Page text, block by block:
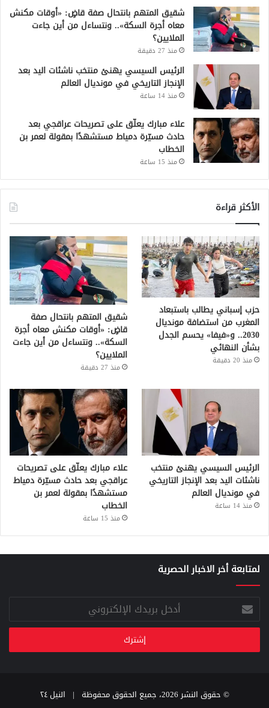
شقيق المتهم بانتحال صفة قاضٍ: «أوقات مكنش
معاه أجرة السكة».. ونتساءل من أين جاءت
الملايين؟
منذ 27 دقيقة
الرئيس السيسي يهنئ منتخب ناشئات اليد بعد
الإنجاز التاريخي في مونديال العالم
منذ 14 ساعة
علاء مبارك يعلّق على تصريحات عراقجي بعد
حادث مسيّرة دمياط مستشهدًا بمقولة لعمر بن
الخطاب
منذ 15 ساعة
الأكثر قراءة
حزب إسباني يطالب باستبعاد
المغرب من استضافة مونديال
2030.. و«فيفا» يحسم الجدل
بشأن النهائي
منذ 20 دقيقة
شقيق المتهم بانتحال صفة
قاضٍ: «أوقات مكنش معاه أجرة
السكة».. ونتساءل من أين جاءت
الملايين؟
منذ 27 دقيقة
الرئيس السيسي يهنئ منتخب
ناشئات اليد بعد الإنجاز التاريخي
في مونديال العالم
منذ 14 ساعة
علاء مبارك يعلّق على تصريحات
عراقجي بعد حادث مسيّرة دمياط
مستشهدًا بمقولة لعمر بن
الخطاب
منذ 15 ساعة
لمتابعة أخر الاخبار الحصرية
أدخل
بريدك
الإلكتروني
© حقوق النشر 2026، جميع الحقوق محفوظة |
النيل ٢٤